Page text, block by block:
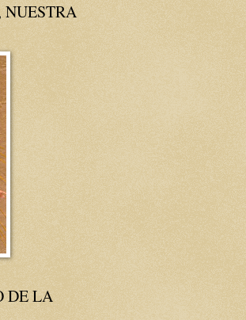
DE LA